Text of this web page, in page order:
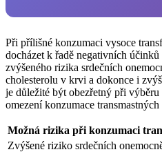
Při přílišné konzumaci vysoce
docházet k řadě negativních účinků
zvýšeného rizika srdečních
cholesterolu v krvi a dokonce i
je důležité být obezřetný při
omezení konzumace
Možná rizika při konzumaci
Zvýšené riziko srdečních